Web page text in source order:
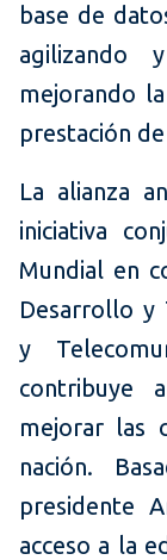
base de
agilizando
mejorando
prestación
La alianza
iniciativa
Mundial en
Desarrollo y
y
contribuye
mejorar las
nación.
presidente
acceso a la